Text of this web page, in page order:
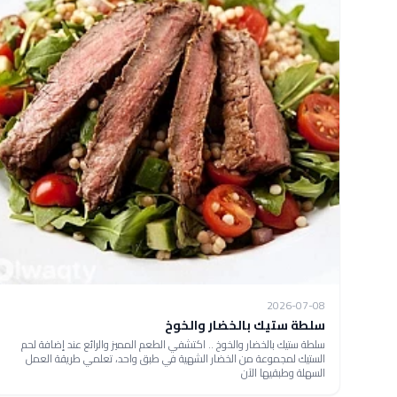
2026-07-08
سلطة ستيك بالخضار والخوخ
سلطة ستيك بالخضار والخوخ .. اكتشفي الطعم المميز والرائع عند إضافة لحم
الستيك لمجموعة من الخضار الشهية في طبق واحد، تعلمي طريقة العمل
السهلة وطبقيها الآن